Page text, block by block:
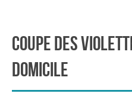
Coupe des
domicile